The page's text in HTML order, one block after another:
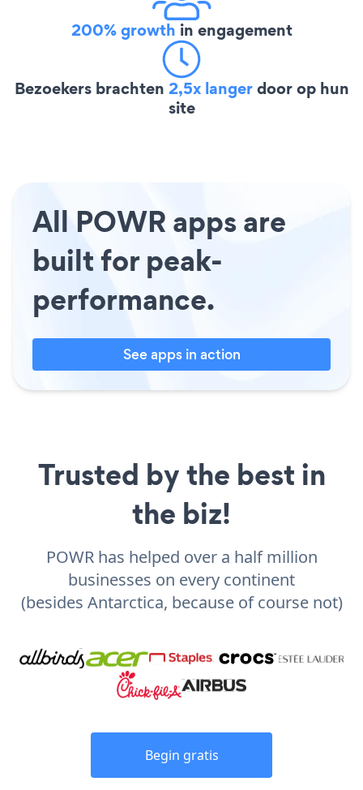
200% growth in engagement
Bezoekers brachten 2,5x langerdoor op hun
site
All POWR apps are
built for peak-
performance.
See apps in action
Trusted by the best in
the biz!
POWR has helped over a half million
businesses on every continent
(besides Antarctica, because of course not)
Begin gratis